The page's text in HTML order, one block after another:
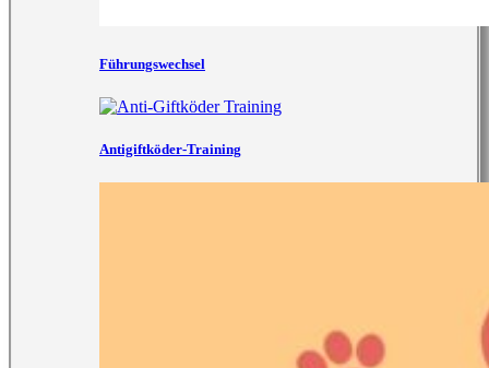
Führungswechsel
Antigiftköder-Training